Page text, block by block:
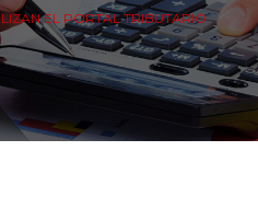
EL PORTAL TRIBUTARIO